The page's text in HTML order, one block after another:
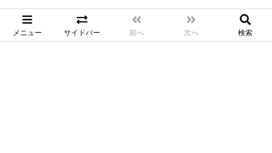
メニュー サイドバー 前へ 次へ 検索